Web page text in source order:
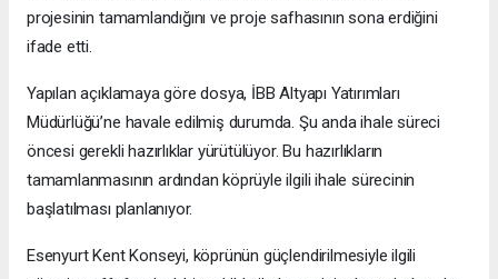
projesinin tamamlandığını ve proje safhasının sona erdiğini
ifade etti.
Yapılan açıklamaya göre dosya, İBB Altyapı Yatırımları
Müdürlüğü’ne havale edilmiş durumda. Şu anda ihale süreci
öncesi gerekli hazırlıklar yürütülüyor. Bu hazırlıkların
tamamlanmasının ardından köprüyle ilgili ihale sürecinin
başlatılması planlanıyor.
Esenyurt Kent Konseyi, köprünün güçlendirilmesiyle ilgili